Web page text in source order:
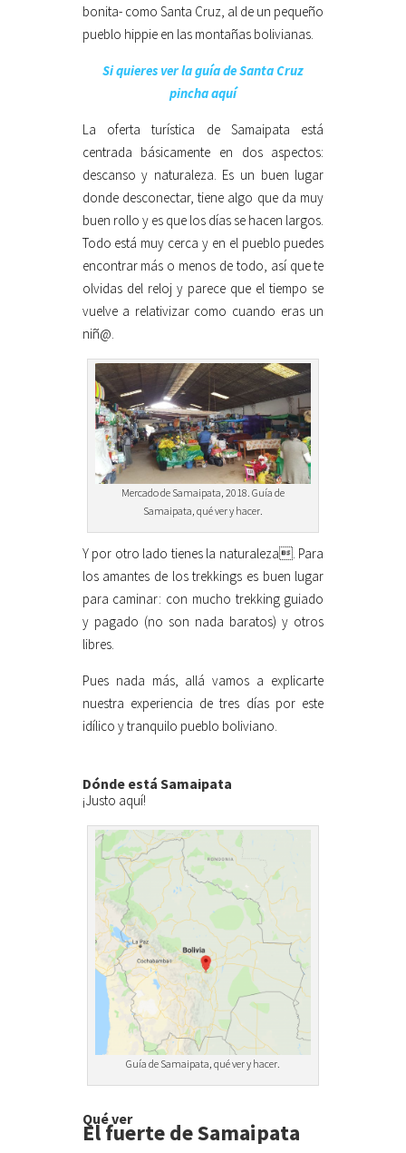
bonita- como Santa Cruz, al de un pequeño
pueblo hippie en las montañas bolivianas.
Si quieres ver la guía de Santa Cruz
pincha aquí
La oferta turística de Samaipata está
centrada básicamente en dos aspectos:
descanso y naturaleza. Es un buen lugar
donde desconectar, tiene algo que da muy
buen rollo y es que los días se hacen largos.
Todo está muy cerca y en el pueblo puedes
encontrar más o menos de todo, así que te
olvidas del reloj y parece que el tiempo se
vuelve a relativizar como cuando eras un
niñ@.
Mercado de Samaipata, 2018. Guía de
Samaipata, qué ver y hacer.
Y por otro lado tienes la naturaleza. Para
los amantes de los trekkings es buen lugar
para caminar: con mucho trekking guiado
y pagado (no son nada baratos) y otros
libres.
Pues nada más, allá vamos a explicarte
nuestra experiencia de tres días por este
idílico y tranquilo pueblo boliviano.
Dónde está Samaipata
¡Justo aquí!
Guía de Samaipata, qué ver y hacer.
Qué ver
El fuerte de Samaipata